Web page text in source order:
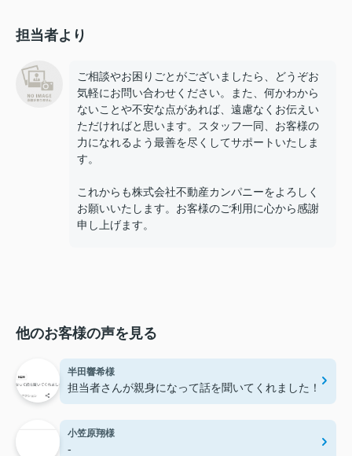
担当者より
ご相談やお困りごとがございましたら、どうぞお
気軽にお問い合わせください。また、何かわから
ないことや不安な点があれば、遠慮なくお伝えい
ただければと思います。スタッフ一同、お客様の
力になれるよう最善を尽くしてサポートいたしま
す。
これからも株式会社不動産カンパニーをよろしく
お願いいたします。お客様のご利用に心から感謝
申し上げます。
他のお客様の声を見る
半田響希様
担当者さんが親身になって話を聞いてくれました！
小笠原翔様
-